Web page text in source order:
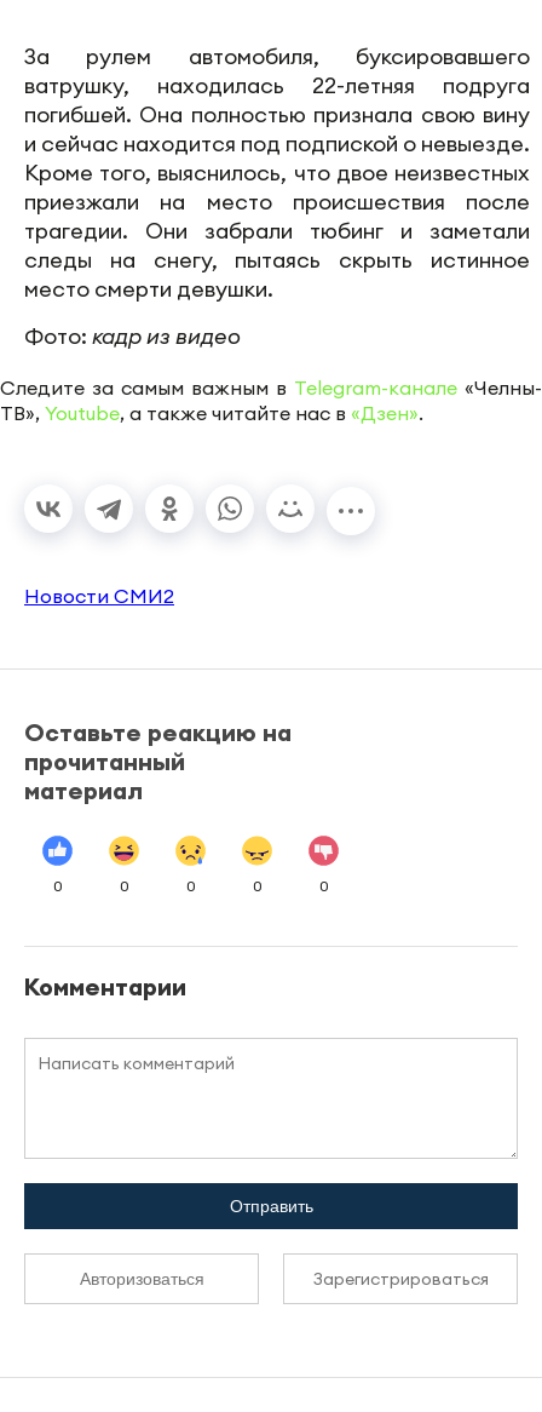
За рулем автомобиля, буксировавшего
ватрушку, находилась 22-летняя подруга
погибшей. Она полностью признала свою вину
и сейчас находится под подпиской о невыезде.
Кроме того, выяснилось, что двое неизвестных
приезжали на место происшествия после
трагедии. Они забрали тюбинг и заметали
следы на снегу, пытаясь скрыть истинное
место смерти девушки.
Фото: кадр из видео
Следите за самым важным в Telegram-канале «Челны-
ТВ», Youtube, а также читайте нас в «Дзен».
Новости СМИ2
Оставьте реакцию на
прочитанный
материал
0 0 0 0 0
Комментарии
Отправить
Авторизоваться Зарегистрироваться